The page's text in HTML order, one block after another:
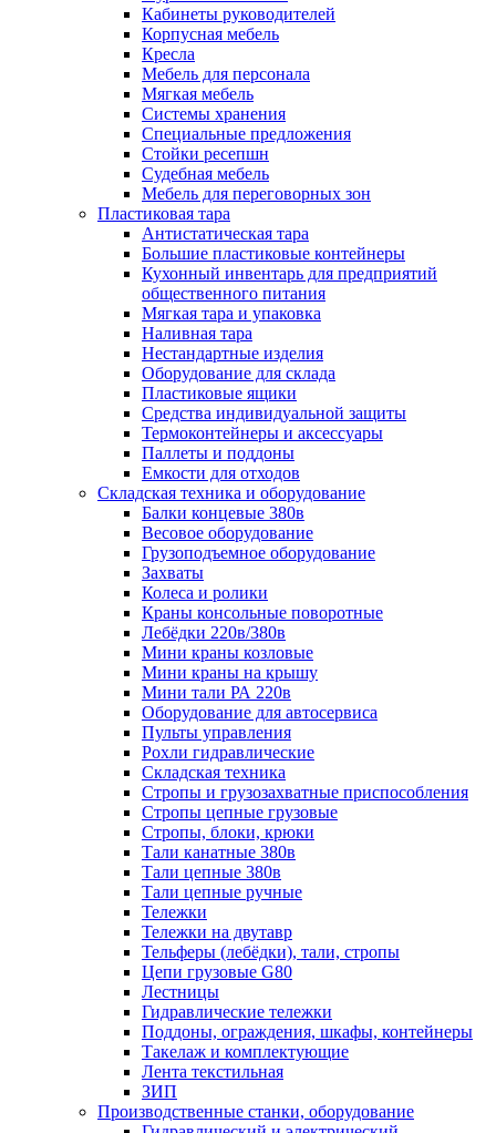
Кабинеты руководителей
Корпусная мебель
Кресла
Мебель для персонала
Мягкая мебель
Системы хранения
Специальные предложения
Стойки ресепшн
Судебная мебель
Мебель для переговорных зон
Пластиковая тара
Антистатическая тара
Большие пластиковые контейнеры
Кухонный инвентарь для предприятий
общественного питания
Мягкая тара и упаковка
Наливная тара
Нестандартные изделия
Оборудование для склада
Пластиковые ящики
Средства индивидуальной защиты
Термоконтейнеры и аксессуары
Паллеты и поддоны
Емкости для отходов
Складская техника и оборудование
Балки концевые 380в
Весовое оборудование
Грузоподъемное оборудование
Захваты
Колеса и ролики
Краны консольные поворотные
Лебёдки 220в/380в
Мини краны козловые
Мини краны на крышу
Мини тали РА 220в
Оборудование для автосервиса
Пульты управления
Рохли гидравлические
Складская техника
Стропы и грузозахватные приспособления
Стропы цепные грузовые
Стропы, блоки, крюки
Тали канатные 380в
Тали цепные 380в
Тали цепные ручные
Тележки
Тележки на двутавр
Тельферы (лебёдки), тали, стропы
Цепи грузовые G80
Лестницы
Гидравлические тележки
Поддоны, ограждения, шкафы, контейнеры
Такелаж и комплектующие
Лента текстильная
ЗИП
Производственные станки, оборудование